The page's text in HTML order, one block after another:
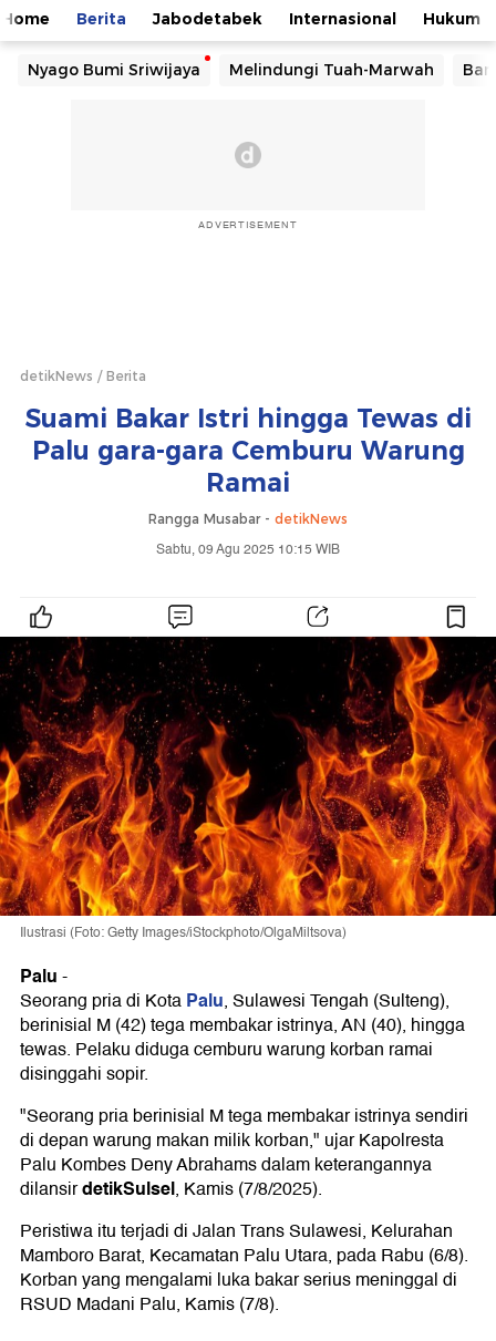
Home Berita Jabodetabek Internasional Hukum
Nyago Bumi Sriwijaya Melindungi Tuah-Marwah
ADVERTISEMENT
detikNews Berita
Suami Bakar Istri hingga Tewas di
Palu gara-gara Cemburu Warung
Ramai
Rangga Musabar - detikNews
Sabtu, 09 Agu 2025 10:15 WIB
Ilustrasi (Foto: Getty Images/iStockphoto/OlgaMiltsova)
Palu-
Seorang pria di KotaPalu, Sulawesi Tengah (Sulteng),
berinisial M (42) tega membakar istrinya, AN (40), hingga
tewas. Pelaku diduga cemburu warung korban ramai
disinggahi sopir.
"Seorang pria berinisial M tega membakar istrinya sendiri
di depan warung makan milik korban," ujar Kapolresta
Palu Kombes Deny Abrahams dalam keterangannya
dilansirdetikSulsel, Kamis (7/8/2025).
Peristiwa itu terjadi di Jalan Trans Sulawesi, Kelurahan
Mamboro Barat, Kecamatan Palu Utara, pada Rabu (6/8).
Korban yang mengalami luka bakar serius meninggal di
RSUD Madani Palu, Kamis (7/8).